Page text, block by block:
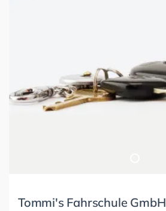
Tommi's Fahrschule GmbH